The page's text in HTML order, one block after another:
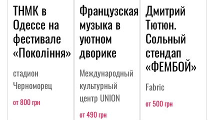
ТНМК в
Одессе на
фестивале
«Покоління»
стадион
Черноморец
от 800 грн
Французская
музыка в
уютном
дворике
Международный
культурный
центр UNION
от 490 грн
Дмитрий
Тютюн.
Сольный
стендап
«ФЕМБОЙ»
Fabric
от 500 грн